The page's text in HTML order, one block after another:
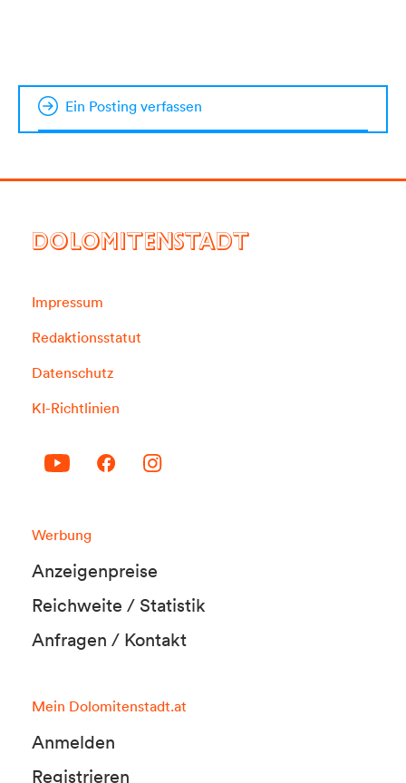
Ein Posting verfassen
DOLOMITENSTADT
Impressum
Redaktionsstatut
Datenschutz
KI-Richtlinien
Werbung
Anzeigenpreise
Reichweite / Statistik
Anfragen / Kontakt
Mein Dolomitenstadt.at
Anmelden
Registrieren